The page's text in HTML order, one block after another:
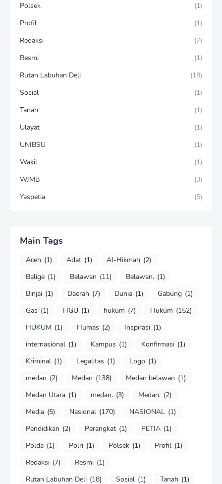
Polsek
(1)
Profil
(1)
Redaksi
(7)
Resmi
(1)
Rutan Labuhan Deli
(18)
Sosial
(1)
Tanah
(1)
Ulayat
(1)
UNIBSU
(1)
Wakil
(1)
WJMB
(3)
Yaspetia
(5)
Main Tags
Aceh (1) Adat (1) Al-Hikmah (2)
Balige (1) Belawan (11) Belawan. (1)
Binjai (1) Daerah (7) Dunia (1) Gabung (1)
Gas (1) HGU (1) hukum (7) Hukum (152)
HUKUM (1) Humas (2) Inspirasi (1)
internasional (1) Kampus (1) Konfirmasi (1)
Kriminal (1) Legalitas (1) Logo (1)
medan (2) Medan (138) Medan belawan (1)
Medan Utara (1) medan. (3) Medan. (2)
Media (5) Nasional (170) NASIONAL (1)
Pendidikan (2) Perangkat (1) PETIA (1)
Polda (1) Polri (1) Polsek (1) Profil (1)
Redaksi (7) Resmi (1)
Rutan Labuhan Deli (18) Sosial (1) Tanah (1)